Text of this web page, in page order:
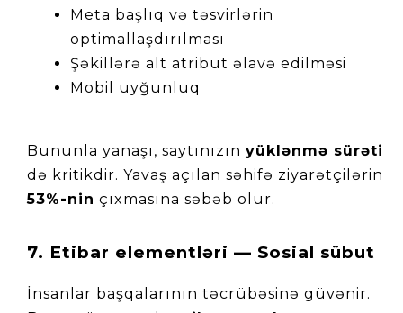
Meta başlıq və təsvirlərin
optimallaşdırılması
Şəkillərə alt atribut əlavə edilməsi
Mobil uyğunluq
Bununla yanaşı, saytınızın yüklənmə sürəti
53%-nin çıxmasına səbəb olur.
7. Etibar elementləri — Sosial sübut
İnsanlar başqalarının təcrübəsinə güvənir.